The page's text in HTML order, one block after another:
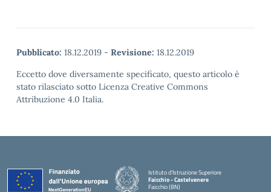
Pubblicato: 18.12.2019 - Revisione: 18.12.2019
Eccetto dove diversamente specificato, questo articolo è
stato rilasciato sotto Licenza Creative Commons
Attribuzione 4.0 Italia.
Istituto d'Istruzione Superiore
Faicchio - Castelvenere
Faicchio (BN)